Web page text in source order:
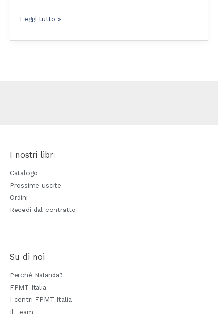
Leggi tutto »
I nostri libri
Catalogo
Prossime uscite
Ordini
Recedi dal contratto
Su di noi
Perché Nalanda?
FPMT Italia
I centri FPMT Italia
Il Team